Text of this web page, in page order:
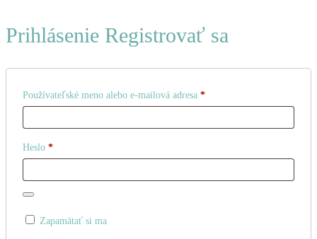
Prihlásenie Registrovať sa
Používateľské meno alebo e-mailová adresa *Povinné
Heslo *Povinné
Zapamätať si ma